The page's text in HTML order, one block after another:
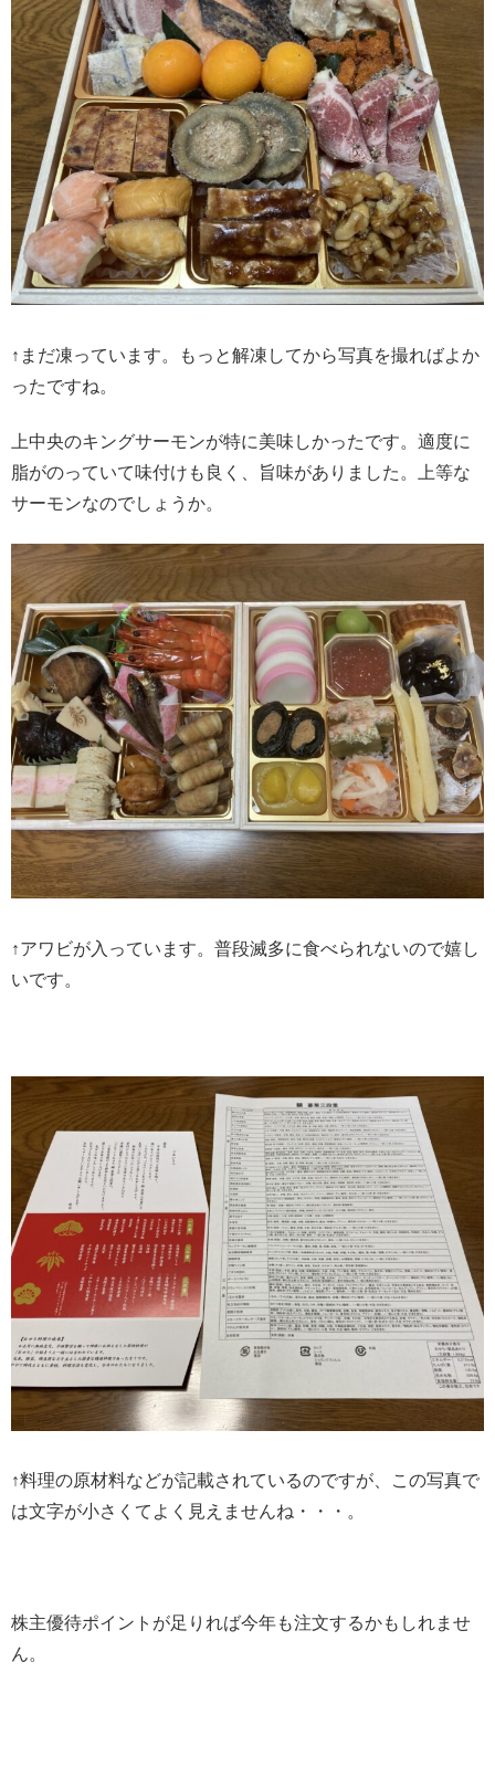
↑まだ凍っています。もっと解凍してから写真を撮ればよか
ったですね。
上中央のキングサーモンが特に美味しかったです。適度に
脂がのっていて味付けも良く、旨味がありました。上等な
サーモンなのでしょうか。
↑アワビが入っています。普段滅多に食べられないので嬉し
いです。
↑料理の原材料などが記載されているのですが、この写真で
は文字が小さくてよく見えませんね・・・。
株主優待ポイントが足りれば今年も注文するかもしれませ
ん。